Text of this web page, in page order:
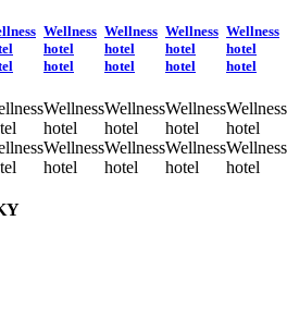
Wellness
hotel
hotel
Wellness
hotel
Wellness
hotel
Wellness
hotel
hotel
Wellness
hotel
Wellness
hotel
Wellness
hotel
hotel
Wellness
hotel
Wellness
hotel
Wellness
hotel
hotel
Wellness
hotel
Wellness
hotel